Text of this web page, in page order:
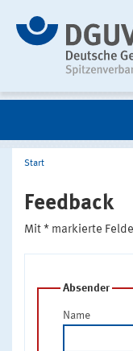
Start
Feedback
Mit * markierte
Absender
Name